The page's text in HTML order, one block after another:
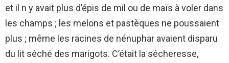
et il n y avait plus d’épis de mil ou de maïs à voler dans
les champs ; les melons et pastèques ne poussaient
plus ; même les racines de nénuphar avaient disparu
du lit séché des marigots. C’était la sécheresse,